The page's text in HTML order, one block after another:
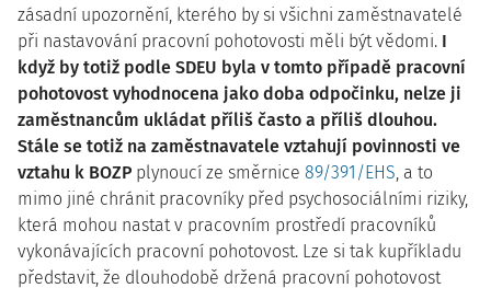
zásadní upozornění, kterého by si všichni zaměstnavatelé
při nastavování pracovní pohotovosti měli být vědomi. I
když by totiž podle SDEU byla v tomto případě pracovní
pohotovost vyhodnocena jako doba odpočinku, nelze ji
zaměstnancům ukládat příliš často a příliš dlouhou.
Stále se totiž na zaměstnavatele vztahují povinnosti ve
vztahu k BOZP plynoucí ze směrnice 89/391/EHS, a to
mimo jiné chránit pracovníky před psychosociálními riziky,
která mohou nastat v pracovním prostředí pracovníků
vykonávajících pracovní pohotovost. Lze si tak kupříkladu
představit, že dlouhodobě držená pracovní pohotovost